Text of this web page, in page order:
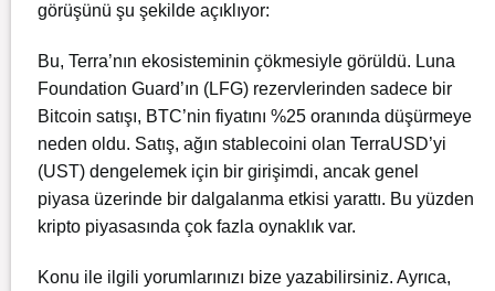
görüşünü şu şekilde açıklıyor:
Bu, Terra’nın ekosisteminin çökmesiyle görüldü. Luna
Foundation Guard’ın (LFG) rezervlerinden sadece bir
Bitcoin satışı, BTC’nin fiyatını %25 oranında düşürmeye
neden oldu. Satış, ağın stablecoini olan TerraUSD’yi
(UST) dengelemek için bir girişimdi, ancak genel
piyasa üzerinde bir dalgalanma etkisi yarattı. Bu yüzden
kripto piyasasında çok fazla oynaklık var.
Konu ile ilgili yorumlarınızı bize yazabilirsiniz. Ayrıca,